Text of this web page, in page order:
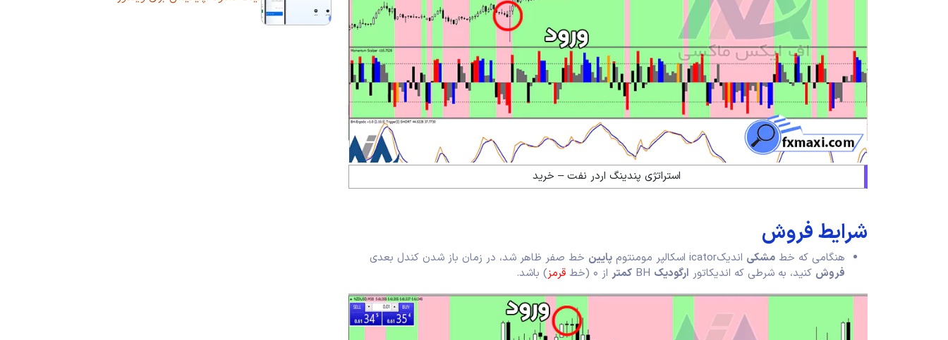
استراتژی پندینگ اردر نفت – خرید
شرایط فروش
هنگامی که خط مشکی اندیکicator اسکالپر مومنتوم پایین خط صفر ظاهر شد، در زمان باز شدن کندل بعدی
فروش کنید، به شرطی که اندیکاتور ارگودیک کمتر از ۰ (خط قرمز) باشد.